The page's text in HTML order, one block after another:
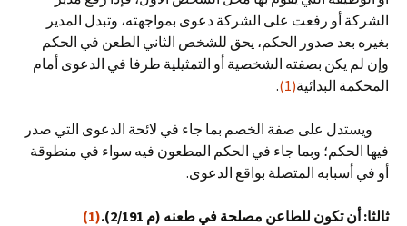
الشركة أو رفعت على الشركة دعوى بمواجهته، وتبدل المدير
بغيره بعد صدور الحكم، يحق للشخص الثاني الطعن في الحكم
وإن لم يكن بصفته الشخصية أو التمثيلية طرفا في الدعوى أمام
المحكمة البدائية(1)
.
ويستدل على صفة الخصم بما جاء في لائحة الدعوى التي صدر
فيها الحكم؛ وبما جاء في الحكم المطعون فيه سواء في منطوقة
أو في أسبابه المتصلة بواقع الدعوى.
ثالثا: أن تكون للطاعن مصلحة في طعنه (م 2/191
).
(1)